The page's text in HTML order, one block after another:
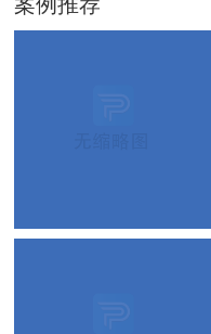
案例推荐